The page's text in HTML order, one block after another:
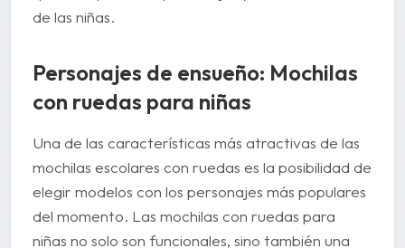
de las niñas.
Personajes de ensueño: Mochilas
con ruedas para niñas
Una de las características más atractivas de las
mochilas escolares con ruedas es la posibilidad de
elegir modelos con los personajes más populares
del momento. Las mochilas con ruedas para
niñas no solo son funcionales, sino también una